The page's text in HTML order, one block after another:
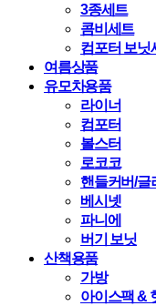
3종세트
콤비세트
컴포터 보닛
여름상품
유모차용품
라이너
컴포터
볼스터
로코코
핸들커버/글
베시넷
파니에
버기 보닛
산책용품
가방
아이스팩 &